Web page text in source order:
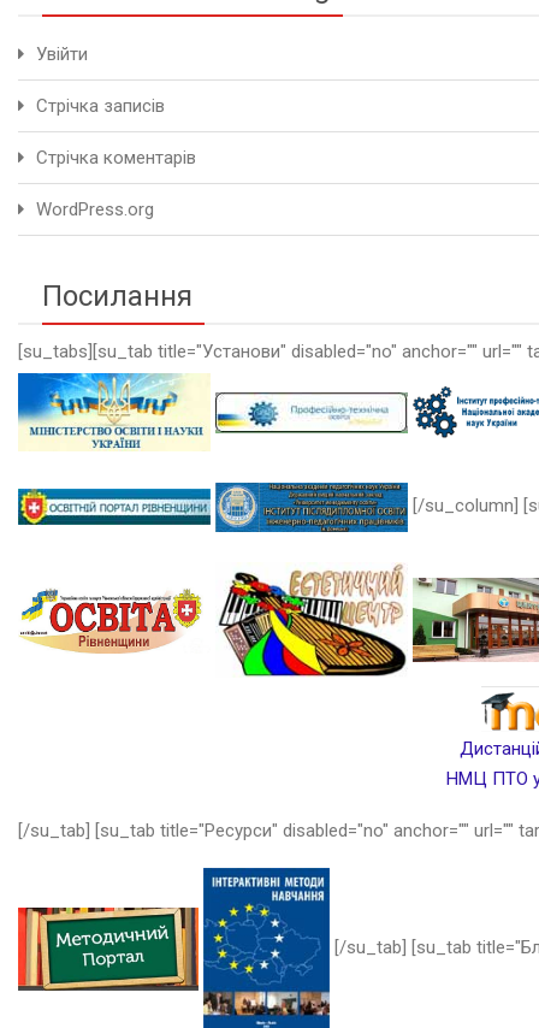
Увійти
Стрічка записів
Стрічка коментарів
WordPress.org
Посилання
[su_tabs][su_tab title="Установи" disabled="no" anchor=""
[/su_column]
НМЦ ПТО у
[/su_tab] [su_tab title="Ресурси" disabled="no" anchor="" url=""
[/su_tab] [su_tab